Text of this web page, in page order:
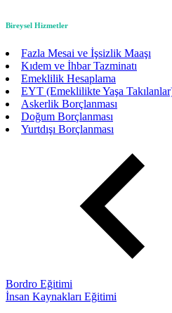
Bireysel Hizmetler
Fazla Mesai ve İşsizlik Maaşı
Kıdem ve İhbar Tazminatı
Emeklilik Hesaplama
EYT (Emeklilikte Yaşa
Askerlik Borçlanması
Doğum Borçlanması
Yurtdışı Borçlanması
Bordro Eğitimi
İnsan Kaynakları Eğitimi